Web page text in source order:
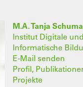
M.A. Tanja
Institut Digitale und
Informatische
E-Mail senden
Profil,
Projekte